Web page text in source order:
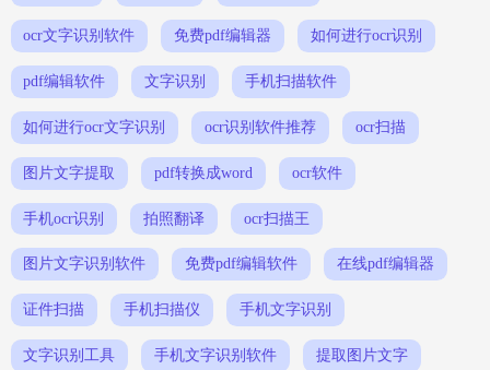
ocr文字识别软件 免费pdf编辑器 如何进行ocr识别
pdf编辑软件 文字识别 手机扫描软件
如何进行ocr文字识别 ocr识别软件推荐 ocr扫描
图片文字提取 pdf转换成word ocr软件
手机ocr识别 拍照翻译 ocr扫描王
图片文字识别软件 免费pdf编辑软件 在线pdf编辑器
证件扫描 手机扫描仪 手机文字识别
文字识别工具 手机文字识别软件 提取图片文字